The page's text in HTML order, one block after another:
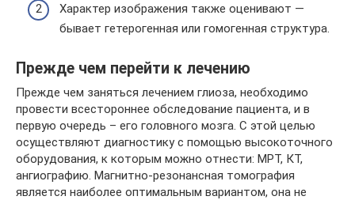
Характер изображения также оценивают —
бывает гетерогенная или гомогенная структура.
Прежде чем перейти к лечению
Прежде чем заняться лечением глиоза, необходимо
провести всестороннее обследование пациента, и в
первую очередь – его головного мозга. С этой целью
осуществляют диагностику с помощью высокоточного
оборудования, к которым можно отнести: МРТ, КТ,
ангиографию. Магнитно-резонансная томография
является наиболее оптимальным вариантом, она не